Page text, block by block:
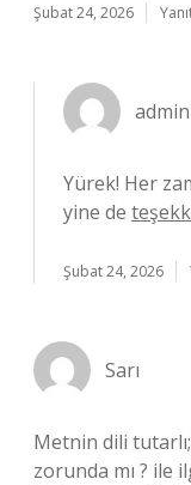
Şubat 24, 2026
admin
Yürek! Her
yine de
Şubat 24, 2026
Sarı
Metnin dili
zorunda mı ? ile